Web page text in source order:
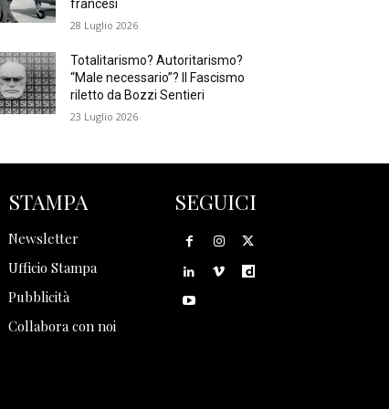
francesi
28 Luglio 2026
Totalitarismo? Autoritarismo?
“Male necessario”? Il Fascismo
riletto da Bozzi Sentieri
23 Luglio 2026
STAMPA
Newsletter
Ufficio Stampa
Pubblicità
Collabora con noi
SEGUICI